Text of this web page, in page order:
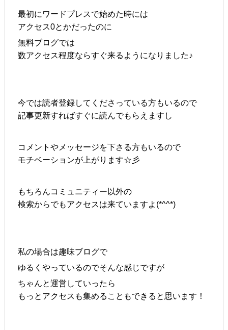
最初にワードプレスで始めた時には
アクセス0とかだったのに
無料ブログでは
数アクセス程度ならすぐ来るようになりました♪
今では読者登録してくださっている方もいるので
記事更新すればすぐに読んでもらえますし
コメントやメッセージを下さる方もいるので
モチベーションが上がります☆彡
もちろんコミュニティー以外の
検索からでもアクセスは来ていますよ(*^^*)
私の場合は趣味ブログで
ゆるくやっているのでそんな感じですが
ちゃんと運営していったら
もっとアクセスも集めることもできると思います！